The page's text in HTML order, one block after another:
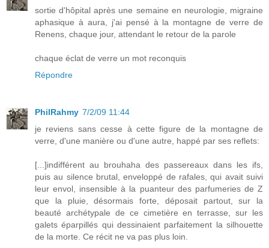
sortie d'hôpital après une semaine en neurologie, migraine
aphasique à aura, j'ai pensé à la montagne de verre de
Renens, chaque jour, attendant le retour de la parole
chaque éclat de verre un mot reconquis
Répondre
PhilRahmy 7/2/09 11:44
je reviens sans cesse à cette figure de la montagne de
verre, d'une manière ou d'une autre, happé par ses reflets:
[...]indifférent au brouhaha des passereaux dans les ifs,
puis au silence brutal, enveloppé de rafales, qui avait suivi
leur envol, insensible à la puanteur des parfumeries de Z
que la pluie, désormais forte, déposait partout, sur la
beauté archétypale de ce cimetière en terrasse, sur les
galets éparpillés qui dessinaient parfaitement la silhouette
de la morte. Ce récit ne va pas plus loin.